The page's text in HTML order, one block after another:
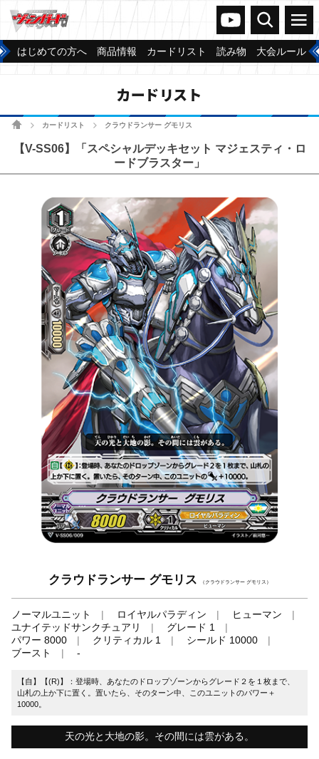
ヴァンガードch
検索 メニュー
はじめての方へ 商品情報 カードリスト 読み物 大会ルール
カードリスト
ホームカードリスト クラウドランサー グモリス
【V-SS06】「スペシャルデッキセット マジェスティ・ロ
ードブラスター」
クラウドランサー グモリス （クラウドランサー グモリス）
ノーマルユニット ロイヤルパラディン
ヒューマン
ユナイテッドサンクチュアリ
グレード 1
パワー 8000
クリティカル 1
シールド 10000
ブースト
-
【自】【(R)】：登場時、あなたのドロップゾーンからグレード２を１枚まで、
山札の上か下に置く。置いたら、そのターン中、このユニットのパワー＋
10000。
天の光と大地の影。その間には雲がある。